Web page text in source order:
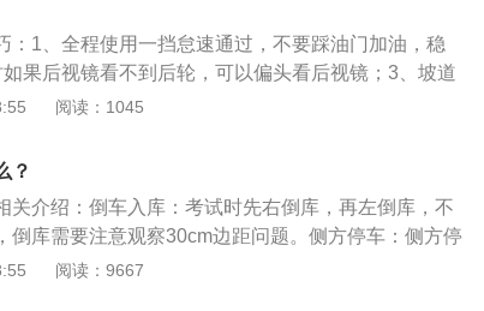
：1、全程使用一挡怠速通过，不要踩油门加油，稳
果后视镜看不到后轮，可以偏头看后视镜；3、坡道
要为了追求满分而压线，坡道起步时一定要稳住离
尽量贴近右侧边线；5、曲线行驶大方向不要太
；6、倒车入库全程用1挡及倒挡怠速，看准自己的
通过后视镜发现出现偏差时要知道如何微调回位。科
角转弯：直角转弯要学会利用从车后视镜，观察直
左侧耳窗经过这个标线时，就要开始打方向盘，即
阅读：1045
？
关介绍：倒车入库：考试时先右倒库，再左倒库，不
倒库需要注意观察30cm边距问题。侧方停车：侧方停
边距和压线的问题，进入考试区域时要提前向右打
阅读：9667